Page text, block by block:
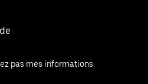
pas mes informations